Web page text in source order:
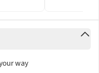
way